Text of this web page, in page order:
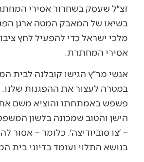
זצ״ל שעסק בשחרור אסירי
בשיאו של המאבק המטה ארגן
מלכי ישראל כדי להפעיל לחץ
אסירי המחתרת.
אנשי מר״ץ הגישו קובלנה לבית
במטרה לעצור את ההפגנות
פשפש באמתחתו והוציא משם את
הישן והטוב שמכונה בלשון
– ׳צו סוביודיצה׳. כלומר – אסור
בנושא התלוי ועומד בדיוני בית